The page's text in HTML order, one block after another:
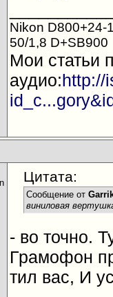
Nikon D800+24-
50/1,8 D+SB900
Мои статьи
аудио:http://
Цитата:
Сообщение от
виниловая
- во точно.
Грамофон
тил вас, И